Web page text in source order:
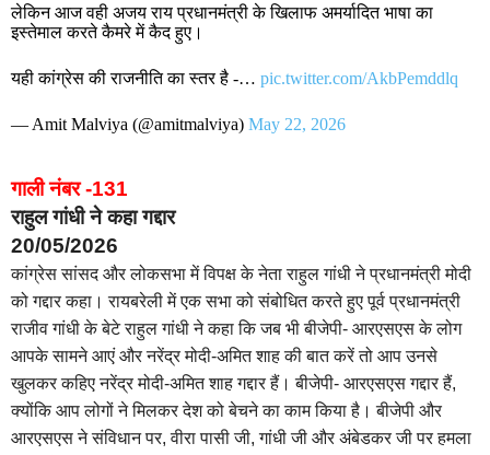
लेकिन आज वही अजय राय प्रधानमंत्री के खिलाफ अमर्यादित भाषा का
इस्तेमाल करते कैमरे में कैद हुए।
यही कांग्रेस की राजनीति का स्तर है -… pic.twitter.com/AkbPemddlq
— Amit Malviya (@amitmalviya) May 22, 2026
गाली नंबर -131
राहुल गांधी ने कहा गद्दार
20/05/2026
कांग्रेस सांसद और लोकसभा में विपक्ष के नेता राहुल गांधी ने प्रधानमंत्री मोदी
को गद्दार कहा। रायबरेली में एक सभा को संबोधित करते हुए पूर्व प्रधानमंत्री
राजीव गांधी के बेटे राहुल गांधी ने कहा कि जब भी बीजेपी- आरएसएस के लोग
आपके सामने आएं और नरेंद्र मोदी-अमित शाह की बात करें तो आप उनसे
खुलकर कहिए नरेंद्र मोदी-अमित शाह गद्दार हैं। बीजेपी- आरएसएस गद्दार हैं,
क्योंकि आप लोगों ने मिलकर देश को बेचने का काम किया है। बीजेपी और
आरएसएस ने संविधान पर, वीरा पासी जी, गांधी जी और अंबेडकर जी पर हमला